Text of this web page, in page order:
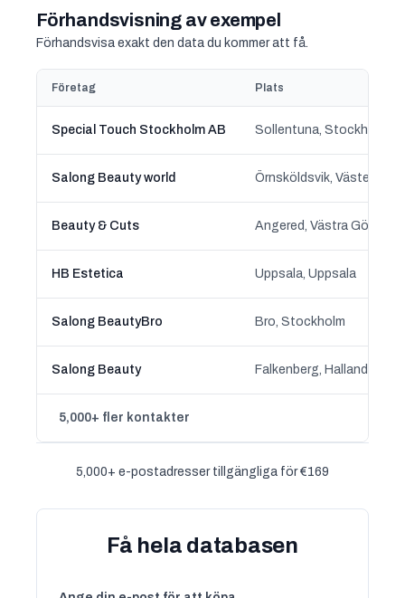
Förhandsvisning av exempel
Förhandsvisa exakt den data du kommer att få.
Företag Plats
Special Touch Stockholm AB Sollentuna, Stockholm
Salong Beauty world Örnsköldsvik,
Beauty & Cuts Angered, Västra Götaland
HB Estetica Uppsala, Uppsala
Salong BeautyBro Bro, Stockholm
Salong Beauty Falkenberg, Halland
5,000+ fler kontakter
5,000+ e-postadresser tillgängliga för €169
Få hela databasen